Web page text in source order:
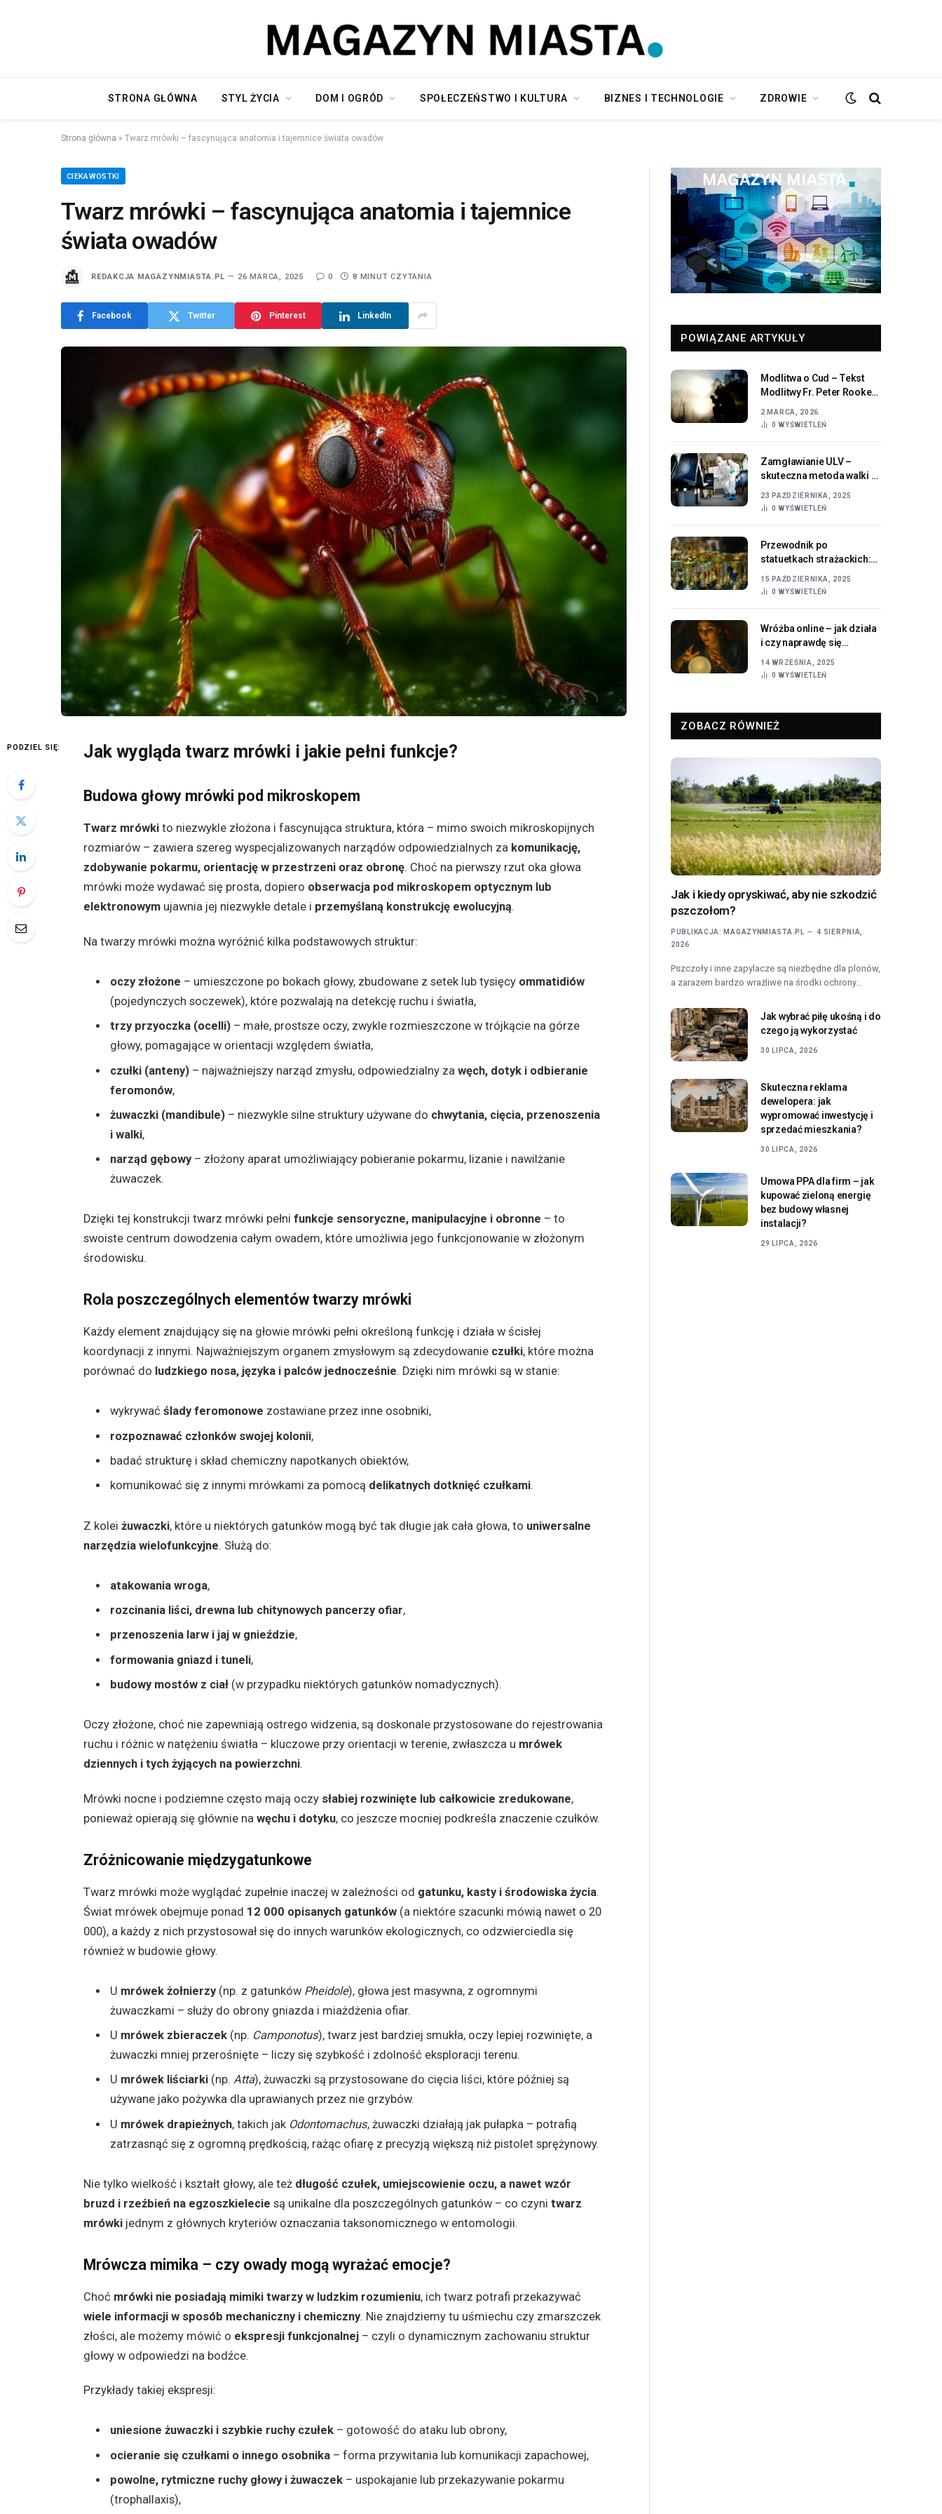
STRONA GŁÓWNA STYL ŻYCIA DOM I OGRÓD SPOŁECZEŃSTWO I KULTURA BIZNES I TECHNOLOGIE ZDROWIE
Strona główna » Twarz mrówki – fascynująca anatomia i tajemnice świata owadów
CIEKAWOSTKI
Twarz mrówki – fascynująca anatomia i tajemnice
świata owadów
REDAKCJA MAGAZYNMIASTA.PL 26 MARCA, 2025 0 8 MINUT CZYTANIA
Facebook Twitter Pinterest LinkedIn
PODZIEL SIĘ: Jak wygląda twarz mrówki i jakie pełni funkcje?
Budowa głowy mrówki pod mikroskopem
Twarz mrówkito niezwykle złożona i fascynująca struktura, która – mimo swoich mikroskopijnych
rozmiarów – zawiera szereg wyspecjalizowanych narządów odpowiedzialnych za komunikację,
zdobywanie pokarmu, orientację w przestrzeni oraz obronę. Choć na pierwszy rzut oka głowa
mrówki może wydawać się prosta, dopiero obserwacja pod mikroskopem optycznym lub
elektronowymujawnia jej niezwykłe detale i przemyślaną konstrukcję ewolucyjną.
Na twarzy mrówki można wyróżnić kilka podstawowych struktur:
oczy złożone – umieszczone po bokach głowy, zbudowane z setek lub tysięcy ommatidiów
(pojedynczych soczewek), które pozwalają na detekcję ruchu i światła,
trzy przyoczka (ocelli)– małe, prostsze oczy, zwykle rozmieszczone w trójkącie na górze
głowy, pomagające w orientacji względem światła,
czułki (anteny)– najważniejszy narząd zmysłu, odpowiedzialny za węch, dotyk i odbieranie
feromonów,
żuwaczki (mandibule)– niezwykle silne struktury używane do chwytania, cięcia, przenoszenia
i walki,
narząd gębowy– złożony aparat umożliwiający pobieranie pokarmu, lizanie i nawilżanie
żuwaczek.
Dzięki tej konstrukcji twarz mrówki pełni funkcje sensoryczne, manipulacyjne i obronne – to
swoiste centrum dowodzenia całym owadem, które umożliwia jego funkcjonowanie w złożonym
środowisku.
Rola poszczególnych elementów twarzy mrówki
Każdy element znajdujący się na głowie mrówki pełni określoną funkcję i działa w ścisłej
koordynacji z innymi. Najważniejszym organem zmysłowym są zdecydowanie czułki, które można
porównać do ludzkiego nosa, języka i palców jednocześnie. Dzięki nim mrówki są w stanie:
wykrywać ślady feromonowe zostawiane przez inne osobniki,
rozpoznawać członków swojej kolonii,
badać strukturę i skład chemiczny napotkanych obiektów,
komunikować się z innymi mrówkami za pomocą delikatnych dotknięć czułkami.
Z kolei żuwaczki, które u niektórych gatunków mogą być tak długie jak cała głowa, to uniwersalne
narzędzia wielofunkcyjne. Służą do:
atakowania wroga,
rozcinania liści, drewna lub chitynowych pancerzy ofiar,
przenoszenia larw i jaj w gnieździe,
formowania gniazd i tuneli,
budowy mostów z ciał(w przypadku niektórych gatunków nomadycznych).
Oczy złożone, choć nie zapewniają ostrego widzenia, są doskonale przystosowane do rejestrowania
ruchu i różnic w natężeniu światła – kluczowe przy orientacji w terenie, zwłaszcza u mrówek
dziennych i tych żyjących na powierzchni.
Mrówki nocne i podziemne często mają oczy słabiej rozwinięte lub całkowicie zredukowane,
ponieważ opierają się głównie na węchu i dotyku, co jeszcze mocniej podkreśla znaczenie czułków.
Zróżnicowanie międzygatunkowe
Twarz mrówki może wyglądać zupełnie inaczej w zależności od gatunku, kasty i środowiska życia.
Świat mrówek obejmuje ponad 12 000 opisanych gatunków(a niektóre szacunki mówią nawet o 20
000), a każdy z nich przystosował się do innych warunków ekologicznych, co odzwierciedla się
również w budowie głowy.
U mrówek żołnierzy(np. z gatunków Pheidole), głowa jest masywna, z ogromnymi
żuwaczkami – służy do obrony gniazda i miażdżenia ofiar.
U mrówek zbieraczek(np. Camponotus), twarz jest bardziej smukła, oczy lepiej rozwinięte, a
żuwaczki mniej przerośnięte – liczy się szybkość i zdolność eksploracji terenu.
U mrówek liściarki(np. Atta), żuwaczki są przystosowane do cięcia liści, które później są
używane jako pożywka dla uprawianych przez nie grzybów.
U mrówek drapieżnych, takich jak Odontomachus, żuwaczki działają jak pułapka – potrafią
zatrzasnąć się z ogromną prędkością, rażąc ofiarę z precyzją większą niż pistolet sprężynowy.
Nie tylko wielkość i kształt głowy, ale też długość czułek, umiejscowienie oczu, a nawet wzór
bruzd i rzeźbień na egzoszkielecie są unikalne dla poszczególnych gatunków – co czyni twarz
mrówkijednym z głównych kryteriów oznaczania taksonomicznego w entomologii.
Mrówcza mimika – czy owady mogą wyrażać emocje?
Choć mrówki nie posiadają mimiki twarzy w ludzkim rozumieniu, ich twarz potrafi przekazywać
wiele informacji w sposób mechaniczny i chemiczny. Nie znajdziemy tu uśmiechu czy zmarszczek
złości, ale możemy mówić o ekspresji funkcjonalnej– czyli o dynamicznym zachowaniu struktur
głowy w odpowiedzi na bodźce.
Przykłady takiej ekspresji:
uniesione żuwaczki i szybkie ruchy czułek– gotowość do ataku lub obrony,
ocieranie się czułkami o innego osobnika– forma przywitania lub komunikacji zapachowej,
powolne, rytmiczne ruchy głowy i żuwaczek– uspokajanie lub przekazywanie pokarmu
(trophallaxis),
POWIĄZANE ARTYKUŁY
Modlitwa o Cud – Tekst
Modlitwy Fr. Peter Rookey i
2 MARCA, 2026
0WYŚWIETLEŃ
Zamgławianie ULV –
skuteczna metoda walki z
robakami w mieszkaniu
23 PAŹDZIERNIKA, 2025
0WYŚWIETLEŃ
Przewodnik po
statuetkach strażackich:
jak wybrać najlepsze
upominki dla druhów
15 PAŹDZIERNIKA, 2025
0WYŚWIETLEŃ
Wróżba online – jak działa
i czy naprawdę się
sprawdza?
14 WRZEŚNIA, 2025
0WYŚWIETLEŃ
ZOBACZ RÓWNIEŻ
Jak i kiedy opryskiwać, aby nie szkodzić
pszczołom?
PUBLIKACJA: MAGAZYNMIASTA.PL
4 SIERPNIA,
2026
Pszczoły i inne zapylacze są niezbędne dla plonów,
a zarazem bardzo wrażliwe na środki ochrony…
Jak wybrać piłę ukośną i do
czego ją wykorzystać
30 LIPCA, 2026
Skuteczna reklama
dewelopera: jak
wypromować inwestycję i
sprzedać mieszkania?
30 LIPCA, 2026
Umowa PPA dla firm – jak
kupować zieloną energię
bez budowy własnej
instalacji?
29 LIPCA, 2026